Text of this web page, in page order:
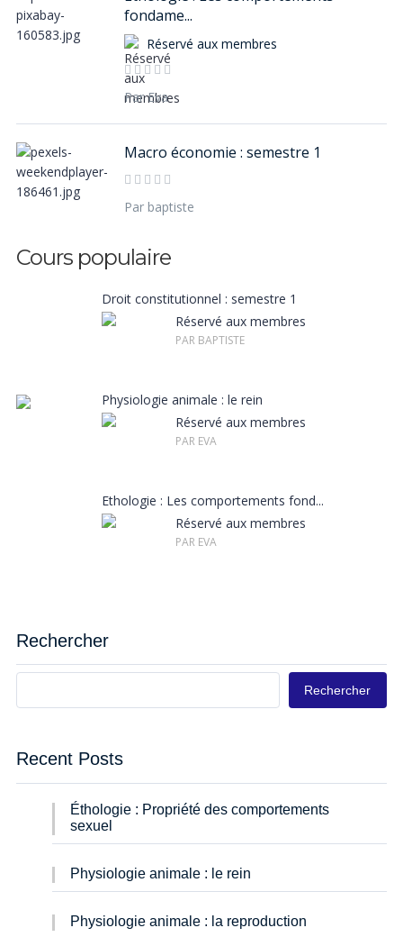
fondame...
Réservé aux membres
Par Eva
Macro économie : semestre 1
Par baptiste
Droit constitutionnel : semestre 1
Réservé aux membres
PAR BAPTISTE
Physiologie animale : le rein
Réservé aux membres
PAR EVA
Ethologie : Les comportements fond...
Réservé aux membres
PAR EVA
Rechercher
Rechercher
Recent Posts
Éthologie : Propriété des comportements
sexuel
Physiologie animale : le rein
Physiologie animale : la reproduction